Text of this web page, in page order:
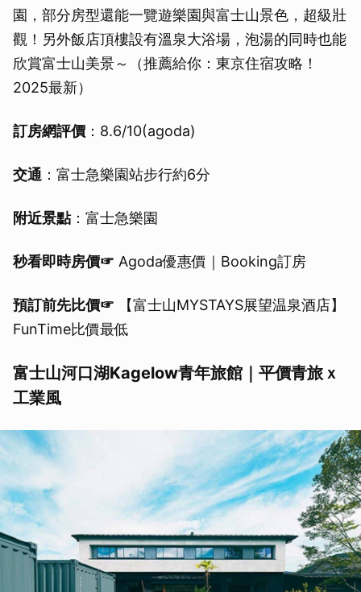
園，部分房型還能一覽遊樂園與富士山景色，超級壯
觀！另外飯店頂樓設有溫泉大浴場，泡湯的同時也能
欣賞富士山美景～（推薦給你：東京住宿攻略！
2025最新）
訂房網評價 ：8.6/10(agoda)
交通 ：富士急樂園站步行約6分
附近景點：富士急樂園
秒看即時房價☞ Agoda優惠價｜Booking訂房
預訂前先比價☞ 【富士山MYSTAYS展望温泉酒店】
FunTime比價最低
富士山河口湖Kagelow青年旅館｜平價青旅ｘ
工業風